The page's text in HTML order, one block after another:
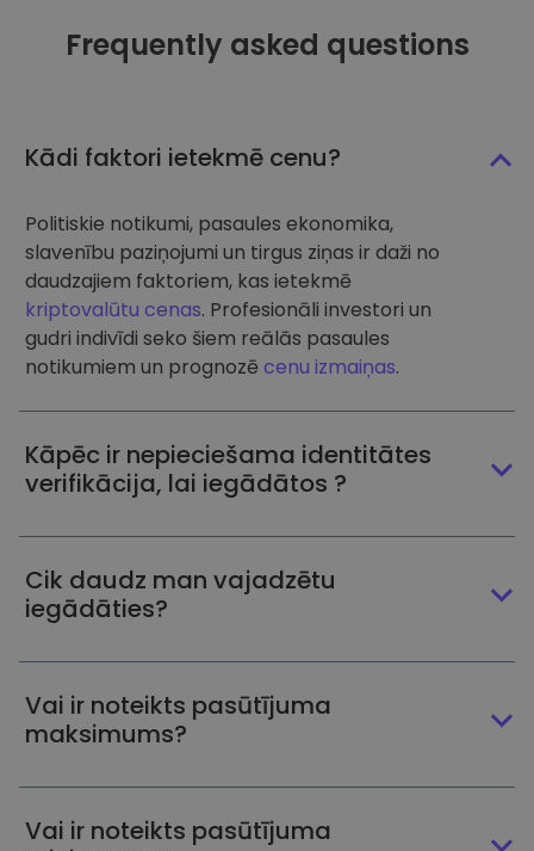
Frequently asked questions
Kādi faktori ietekmē cenu?
Politiskie notikumi, pasaules ekonomika,
slavenību paziņojumi un tirgus ziņas ir daži no
daudzajiem faktoriem, kas ietekmē
kriptovalūtu cenas. Profesionāli investori un
gudri indivīdi seko šiem reālās pasaules
notikumiem un prognozē cenu izmaiņas.
Kāpēc ir nepieciešama identitātes
verifikācija, lai iegādātos ?
Cik daudz man vajadzētu
iegādāties?
Vai ir noteikts pasūtījuma
maksimums?
Vai ir noteikts pasūtījuma